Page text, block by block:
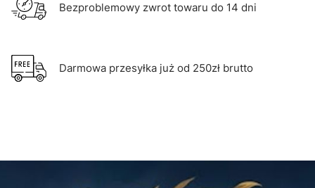
Bezproblemowy zwrot towaru do 14 dni
Darmowa przesyłka już od 250zł brutto